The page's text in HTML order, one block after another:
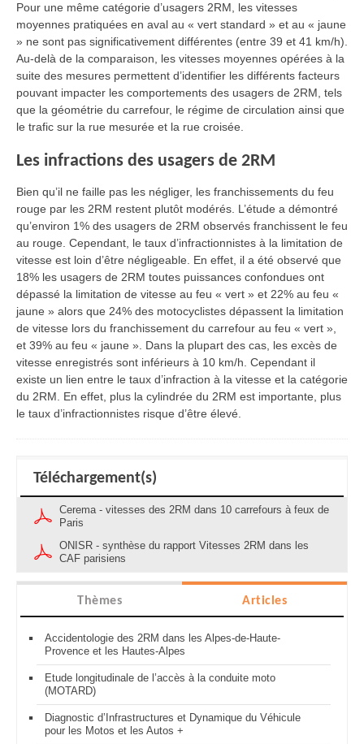
Pour une même catégorie d’usagers 2RM, les vitesses
moyennes pratiquées en aval au « vert standard » et au « jaune
» ne sont pas significativement différentes (entre 39 et 41 km/h).
Au-delà de la comparaison, les vitesses moyennes opérées à la
suite des mesures permettent d’identifier les différents facteurs
pouvant impacter les comportements des usagers de 2RM, tels
que la géométrie du carrefour, le régime de circulation ainsi que
le trafic sur la rue mesurée et la rue croisée.
Les infractions des usagers de 2RM
Bien qu’il ne faille pas les négliger, les franchissements du feu
rouge par les 2RM restent plutôt modérés. L’étude a démontré
qu’environ 1% des usagers de 2RM observés franchissent le feu
au rouge. Cependant, le taux d’infractionnistes à la limitation de
vitesse est loin d’être négligeable. En effet, il a été observé que
18% les usagers de 2RM toutes puissances confondues ont
dépassé la limitation de vitesse au feu « vert » et 22% au feu «
jaune » alors que 24% des motocyclistes dépassent la limitation
de vitesse lors du franchissement du carrefour au feu « vert »,
et 39% au feu « jaune ». Dans la plupart des cas, les excès de
vitesse enregistrés sont inférieurs à 10 km/h. Cependant il
existe un lien entre le taux d’infraction à la vitesse et la catégorie
du 2RM. En effet, plus la cylindrée du 2RM est importante, plus
le taux d’infractionnistes risque d’être élevé.
Téléchargement(s)
Cerema - vitesses des 2RM dans 10 carrefours à feux de
Paris
ONISR - synthèse du rapport Vitesses 2RM dans les
CAF parisiens
Thèmes Articles
Accidentologie des 2RM dans les Alpes-de-Haute-
Provence et les Hautes-Alpes
Etude longitudinale de l’accès à la conduite moto
(MOTARD)
Diagnostic d’Infrastructures et Dynamique du Véhicule
pour les Motos et les Autos +